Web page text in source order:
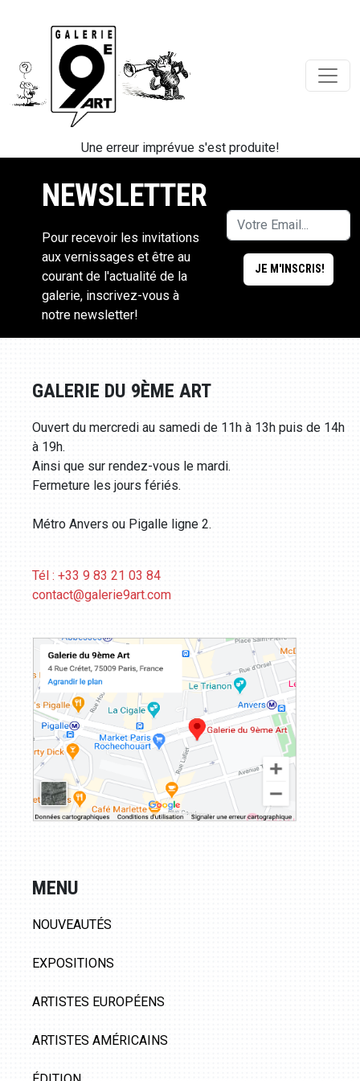
Une erreur imprévue s'est produite!
NEWSLETTER
Pour recevoir les invitations
aux vernissages et être au
courant de l'actualité de la
galerie, inscrivez-vous à
notre newsletter!
GALERIE DU 9ÈME ART
Ouvert du mercredi au samedi de 11h à 13h puis de 14h
à 19h.
Ainsi que sur rendez-vous le mardi.
Fermeture les jours fériés.
Métro Anvers ou Pigalle ligne 2.
Tél : +33 9 83 21 03 84
contact@galerie9art.com
MENU
NOUVEAUTÉS
EXPOSITIONS
ARTISTES EUROPÉENS
ARTISTES AMÉRICAINS